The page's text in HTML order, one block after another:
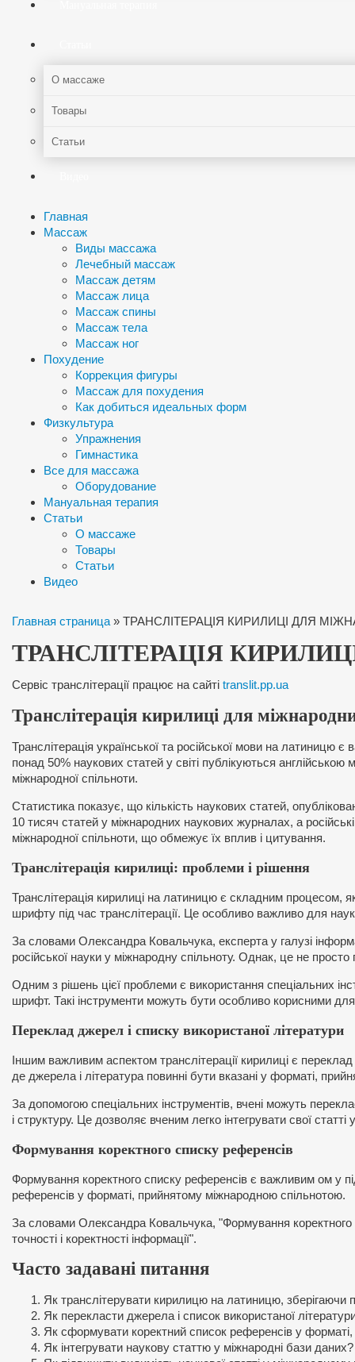
О массаже
Товары
Статьи
Главная
Массаж
Виды массажа
Лечебный массаж
Массаж детям
Массаж лица
Массаж спины
Массаж тела
Массаж ног
Похудение
Коррекция фигуры
Массаж для похудения
Как добиться идеальных форм
Физкультура
Упражнения
Гимнастика
Все для массажа
Оборудование
Мануальная терапия
Статьи
О массаже
Товары
Статьи
Видео
Главная страница » ТРАНСЛІТЕРАЦІЯ КИРИЛИЦІ ДЛЯ
ТРАНСЛІТЕРАЦІЯ
Сервіс транслітерації працює на сайті translit.pp.ua
Транслітерація кирилиці для
Транслітерація української та російської мови на
понад 50% наукових статей у світі публікуються
міжнародної спільноти.
Статистика показує, що кількість наукових статей,
10 тисяч статей у міжнародних наукових журналах, а
міжнародної спільноти, що обмежує їх вплив і цитування.
Транслітерація кирилиці: проблеми і рішення
Транслітерація кирилиці на латиницю є складним процесом,
шрифту під час транслітерації. Це особливо важливо для
За словами Олександра Ковальчука, експерта у галузі
російської науки у міжнародну спільноту. Однак, це не
Одним з рішень цієї проблеми є використання спеціальних
шрифт. Такі інструменти можуть бути особливо корисними
Переклад джерел і списку використаної літератури
Іншим важливим аспектом транслітерації кирилиці є
де джерела і література повинні бути вказані у форматі,
За допомогою спеціальних інструментів, вчені можуть
і структуру. Це дозволяє вченим легко інтегрувати свої
Формування коректного списку референсів
Формування коректного списку референсів є важливим ом у
референсів у форматі, прийнятому міжнародною спільнотою.
За словами Олександра Ковальчука, "Формування коректного
точності і коректності інформації".
Часто задавані питання
Як транслітерувати кирилицю на латиницю,
Як перекласти джерела і список використаної
Як сформувати коректний список референсів у
Як інтегрувати наукову статтю у міжнародні бази даних?